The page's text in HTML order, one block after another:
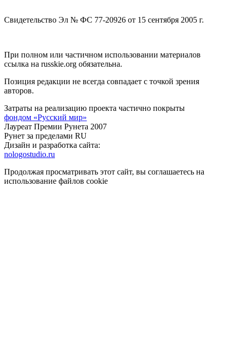
Свидетельство Эл № ФС 77-20926 от 15 сентября 2005 г.
При полном или частичном использовании материалов
ссылка на russkie.org обязательна.
Позиция редакции не всегда совпадает с точкой зрения
авторов.
Затраты на реализацию проекта частично покрыты
фондом «Русский мир»
Лауреат Премии Рунета 2007
Рунет за пределами RU
Дизайн и разработка сайта:
nologostudio.ru
Продолжая просматривать этот сайт, вы соглашаетесь на
использование файлов cookie